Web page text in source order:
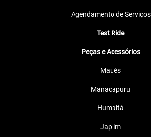
Agendamento de Serviços
Test Ride
Peças e Acessórios
Maués
Manacapuru
Humaitá
Japiim